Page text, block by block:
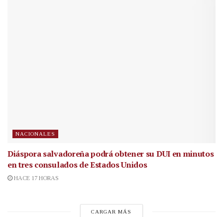
NACIONALES
Diáspora salvadoreña podrá obtener su DUI en minutos
en tres consulados de Estados Unidos
HACE 17 HORAS
CARGAR MÁS